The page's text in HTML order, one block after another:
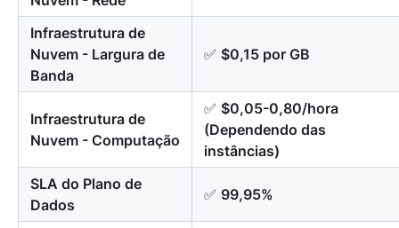
Infraestrutura de
Nuvem - Largura de
Banda
✅ $0,15 por GB
Infraestrutura de
Nuvem - Computação
✅ $0,05-0,80/hora
(Dependendo das
instâncias)
SLA do Plano de
Dados
✅ 99,95%